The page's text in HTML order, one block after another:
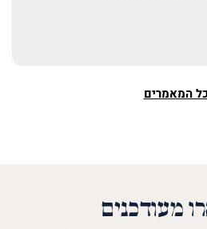
המאמרים
מעודכנים